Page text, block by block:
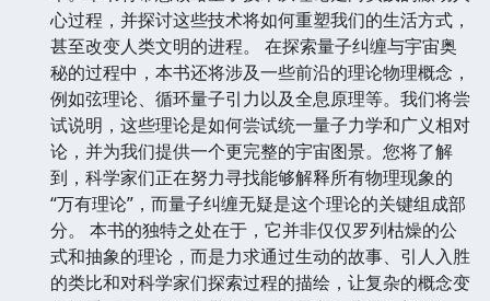
心过程，并探讨这些技术将如何重塑我们的生活方式，
甚至改变人类文明的进程。 在探索量子纠缠与宇宙奥
秘的过程中，本书还将涉及一些前沿的理论物理概念，
例如弦理论、循环量子引力以及全息原理等。我们将尝
试说明，这些理论是如何尝试统一量子力学和广义相对
论，并为我们提供一个更完整的宇宙图景。您将了解
到，科学家们正在努力寻找能够解释所有物理现象的
“万有理论”，而量子纠缠无疑是这个理论的关键组成部
分。 本书的独特之处在于，它并非仅仅罗列枯燥的公
式和抽象的理论，而是力求通过生动的故事、引人入胜
的类比和对科学家们探索过程的描绘，让复杂的概念变